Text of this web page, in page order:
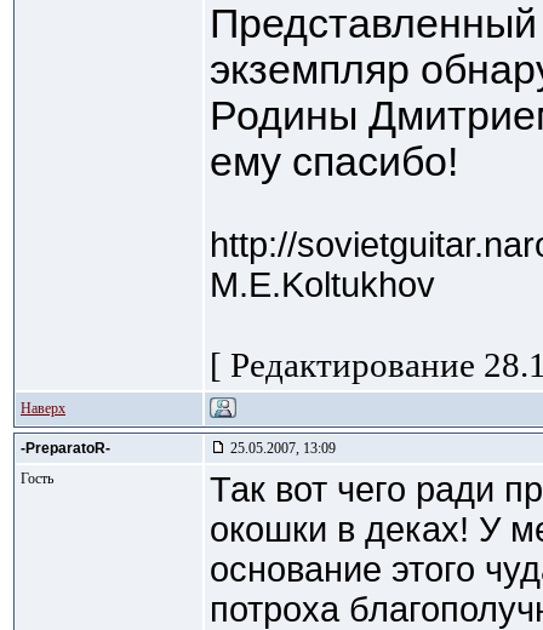
экземпляр
Родины
ему спасибо!
http://
M.E.Koltukhov
[ Редактирование
Наверх
-PreparatoR-
25.05.2007, 13:09
Гость
Так вот чего ради
окошки в деках! У
основание этого
потроха